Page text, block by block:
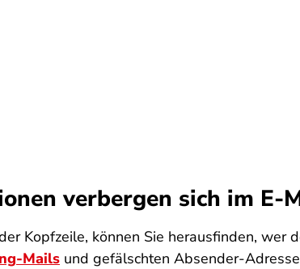
verbergen sich im E-
Kopfzeile, können Sie herausfinden, wer
Mails und gefälschten Absender-